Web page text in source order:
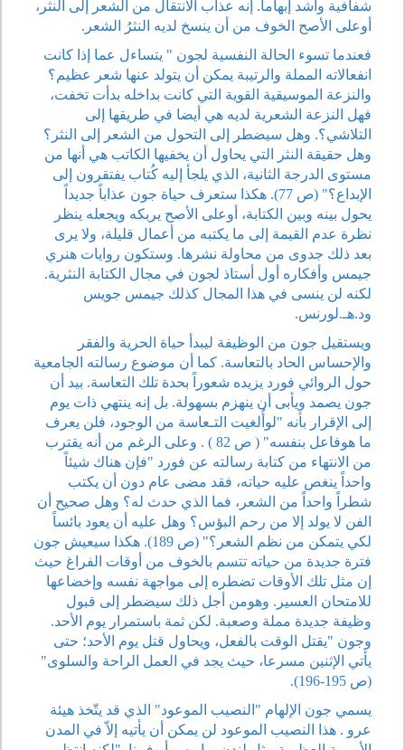
شفافية وأشد إبهاماً. إنه عذاب الانتقال من الشعر إلى النثر،
أوعلى الأصح الخوف من أن ينسخ لديه النثرُ الشعر.
فعندما تسوء الحالة النفسية لجون " يتساءل عما إذا كانت
انفعالاته المملة والرتيبة يمكن أن يتولد عنها شعر عظيم؟
والنزعة الموسيقية القوية التي كانت بداخله بدأت تخفت،
فهل النزعة الشعرية لديه هي أيضا في طريقها إلى
التلاشي؟. وهل سيضطر إلى التحول من الشعر إلى النثر؟
وهل حقيقة النثر التي يحاول أن يخفيها الكاتب هي أنها من
مستوى الدرجة الثانية، الذي يلجأ إليه كُتاب يفتقرون إلى
الإبداع؟" (ص 77). هكذا ستعرف حياة جون عذاباً جديداً
يحول بينه وبين الكتابة، أوعلى الأصح يربكه ويجعله ينظر
نظرة عدم القيمة إلى ما يكتبه من أعمال قليلة، ولا يرى
بعد ذلك جدوى من محاولة نشرها. وستكون روايات هنري
جيمس وأفكاره أول أستاذ لجون في مجال الكتابة النثرية.
لكنه لن ينسى في هذا المجال كذلك جيمس جويس
ود.هـ.لورنس.
ويستقيل جون من الوظيفة ليبدأ حياة الحرية والفقر
والإحساس الحاد بالتعاسة. كما أن موضوع رسالته الجامعية
حول الروائي فورد يزيده شعوراً بحدة تلك التعاسة. بيد أن
جون يصمد ويأبى أن ينهزم بسهولة. بل إنه ينتهي ذات يوم
إلى الإقرار بأنه "لوأُلغيت التـعاسة من الوجود، فلن يعرف
ما هوفاعل بنفسه" ( ص 82 ) . وعلى الرغم من أنه يقترب
من الانتهاء من كتابة رسالته عن فورد "فإن هناك شيئاً
واحداً ينغص عليه حياته، فقد مضى عام دون أن يكتب
شطراً واحداً من الشعر، فما الذي حدث له؟ وهل صحيح أن
الفن لا يولد إلا من رحم البؤس؟ وهل عليه أن يعود بائساً
لكي يتمكن من نظم الشعر؟" (ص 189). هكذا سيعيش جون
فترة جديدة من حياته تتسم بالخوف من أوقات الفراغ حيث
إن مثل تلك الأوقات تضطره إلى مواجهة نفسه وإخضاعها
للامتحان العسير. وهومن أجل ذلك سيضطر إلى قبول
وظيفة جديدة مملة وصعبة. لكن ثمة باستمرار يوم الأحد.
وجون "يقتل الوقت بالفعل، ويحاول قتل يوم الأحد؛ حتى
يأتي الإثنين مسرعا، حيث يجد في العمل الراحة والسلوى"
(ص 195-196).
يسمي جون الإلهام "النصيب الموعود" الذي قد يتّخذ هيئة
عرو . هذا النصيب الموعود لن يمكن أن يأتيه إلاّ في المدن